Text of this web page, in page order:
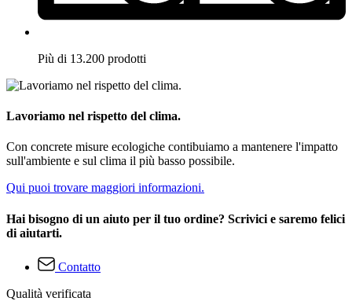
Più di 13.200 prodotti
Lavoriamo nel rispetto del clima.
Con concrete misure ecologiche contibuiamo a mantenere l'impatto
sull'ambiente e sul clima il più basso possibile.
Qui puoi trovare maggiori informazioni.
Hai bisogno di un aiuto per il tuo ordine? Scrivici e saremo felici
di aiutarti.
Contatto
Qualità verificata